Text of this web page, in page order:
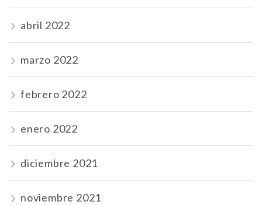
abril 2022
marzo 2022
febrero 2022
enero 2022
diciembre 2021
noviembre 2021